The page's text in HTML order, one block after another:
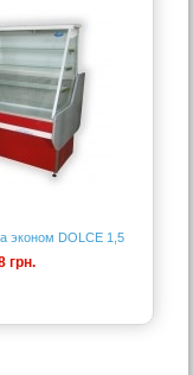
эконом DOLCE 1,5
грн.